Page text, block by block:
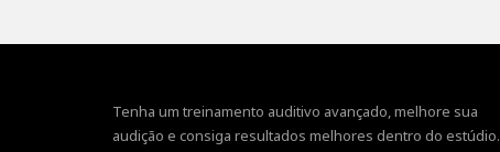
Tenha um treinamento auditivo avançado, melhore sua
audição e consiga resultados melhores dentro do estúdio.